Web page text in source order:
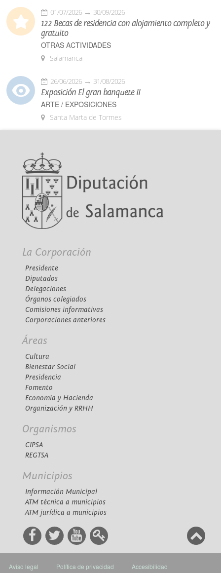
01/07/2026 30/09/2026
122 Becas de residencia con alojamiento completo y
gratuito
OTRAS ACTIVIDADES
Salamanca
26/06/2026 31/08/2026
Exposición El gran banquete II
ARTE / EXPOSICIONES
Santa Marta de Tormes
La Corporación
Presidente
Diputados
Delegaciones
Órganos colegiados
Comisiones informativas
Corporaciones anteriores
Áreas
Cultura
Bienestar Social
Presidencia
Fomento
Economía y Hacienda
Organización y RRHH
Organismos
CIPSA
REGTSA
Municipios
Información Municipal
ATM técnica a municipios
ATM jurídica a municipios
Aviso legal Política de privacidad Accesibilidad